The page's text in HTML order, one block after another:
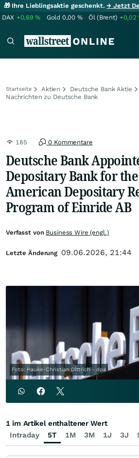
🎁 Ihre Lieblingsaktie geschenkt.→ Jetzt
DAX +0,69% Gold 0,00 % Öl (Brent) +0,02
Startseite Aktien
Deutsche Bank Aktie
Nachrichten zu Deutsche Bank
185 0 Kommentare
Deutsche Bank
Depositary Bank for
American Depositary
Program of Einride AB
Foto: Hauke-Christian Dittrich - dpa
Verfasst von Business Wire (engl.)
Letzte Änderung 09.06.2026, 21:44
Intraday 5T 1M 3M 1J 3J
1 im Artikel enthaltener Wert